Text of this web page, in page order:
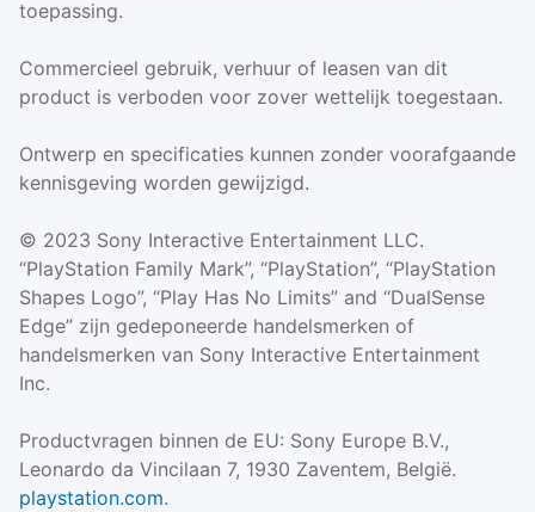
toepassing.
Commercieel gebruik, verhuur of leasen van dit
product is verboden voor zover wettelijk toegestaan.
Ontwerp en specificaties kunnen zonder voorafgaande
kennisgeving worden gewijzigd.
© 2023 Sony Interactive Entertainment LLC.
“PlayStation Family Mark”, “PlayStation”, “PlayStation
Shapes Logo”, “Play Has No Limits” and “DualSense
Edge” zijn gedeponeerde handelsmerken of
handelsmerken van Sony Interactive Entertainment
Inc.
Productvragen binnen de EU: Sony Europe B.V.,
Leonardo da Vincilaan 7, 1930 Zaventem, België.
playstation.com.